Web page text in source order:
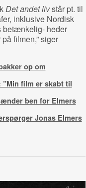
Det andet livstår pt. til
inklusive Nordisk
betænkelig- heder
filmen,” siger
op om
”Min film er skabt til
ben for Elmers
Jonas Elmers